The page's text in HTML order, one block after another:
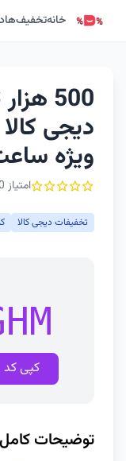
خانهتخفیف‌ها
500
دیجی
ویژه
امتیاز 0 از ۵ - 1 رأی
تخفیفات دیجی کالا
کپی کد
توضیحات کامل